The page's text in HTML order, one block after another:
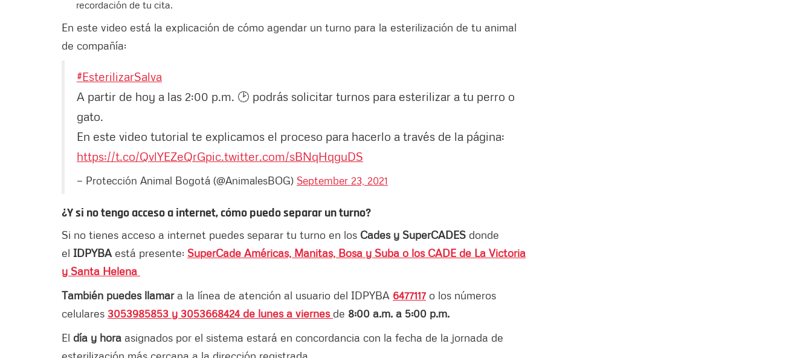
recordación de tu cita.
En este video está la explicación de cómo agendar un turno para la esterilización de tu animal
de compañía:
#EsterilizarSalva
A partir de hoy a las 2:00 p.m. 🕑 podrás solicitar turnos para esterilizar a tu perro o
gato.
En este video tutorial te explicamos el proceso para hacerlo a través de la página:
https://t.co/QvlYEZeQrGpic.twitter.com/sBNqHqguDS
— Protección Animal Bogotá (@AnimalesBOG) September 23, 2021
¿Y si no tengo acceso a internet, cómo puedo separar un turno?
Si no tienes acceso a internet puedes separar tu turno en los Cades y SuperCADES donde
el IDPYBA está presente: SuperCade Américas, Manitas, Bosa y Suba o los CADE de La Victoria
y Santa Helena
También puedes llamar a la línea de atención al usuario del IDPYBA 6477117 o los números
celulares 3053985853 y 3053668424 de lunes a viernes de 8:00 a.m. a 5:00 p.m.
El día y hora asignados por el sistema estará en concordancia con la fecha de la jornada de